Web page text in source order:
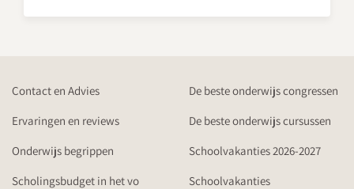
Contact en Advies
De beste onderwijs congressen
Ervaringen en reviews
De beste onderwijs cursussen
Onderwijs begrippen
Schoolvakanties 2026-2027
Scholingsbudget in het vo
Schoolvakanties